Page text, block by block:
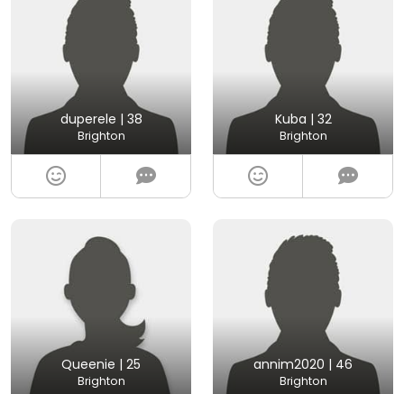
duperele | 38
Brighton
Kuba | 32
Brighton
Queenie | 25
Brighton
annim2020 | 46
Brighton